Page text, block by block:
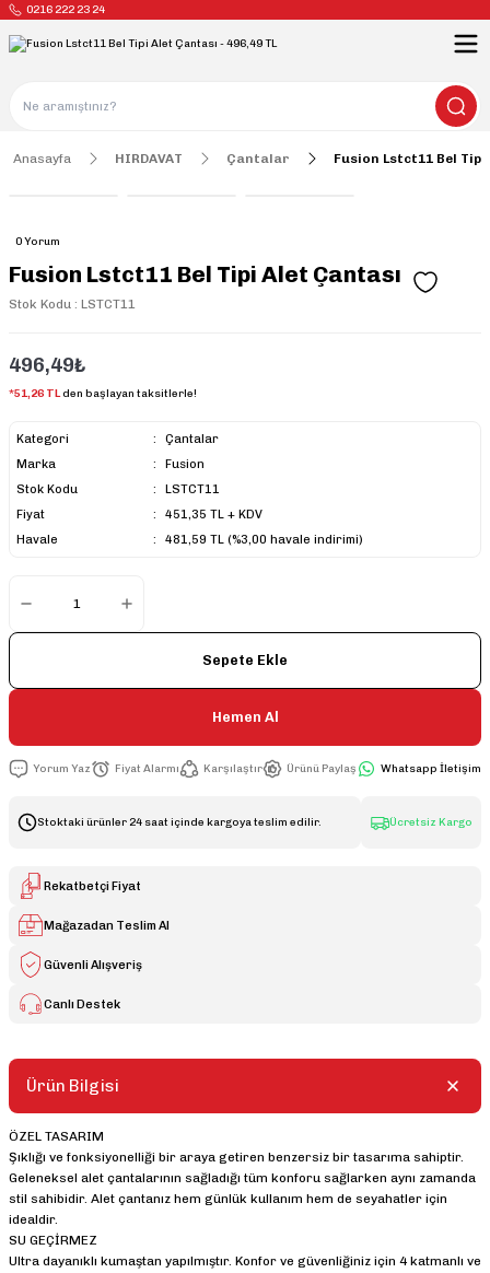
0216 222 23 24
Anasayfa HIRDAVAT Çantalar Fusion Lstct11 Bel Tipi
0 Yorum
Fusion Lstct11 Bel Tipi Alet Çantası
Stok Kodu : LSTCT11
496,49₺
*51,26 TLden başlayan taksitlerle!
Kategori
Çantalar
Marka
Fusion
Stok Kodu
LSTCT11
Fiyat
451,35 TL + KDV
Havale
481,59 TL (%3,00 havale indirimi)
Sepete Ekle
Hemen Al
Yorum Yaz Fiyat Alarmı Karşılaştır Ürünü Paylaş Whatsapp İletişim
Stoktaki ürünler 24 saat içinde kargoya teslim edilir. Ücretsiz Kargo
Rekatbetçi Fiyat
Mağazadan Teslim Al
Güvenli Alışveriş
Canlı Destek
Ürün Bilgisi
ÖZEL TASARIM
Şıklığı ve fonksiyonelliği bir araya getiren benzersiz bir tasarıma sahiptir.
Geleneksel alet çantalarının sağladığı tüm konforu sağlarken aynı zamanda
stil sahibidir. Alet çantanız hem günlük kullanım hem de seyahatler için
idealdir.
SU GEÇİRMEZ
Ultra dayanıklı kumaştan yapılmıştır. Konfor ve güvenliğiniz için 4 katmanlı ve